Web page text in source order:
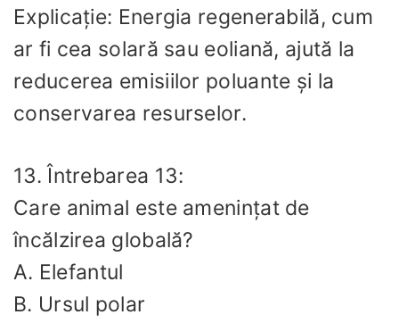
Explicație: Energia regenerabilă, cum
ar fi cea solară sau eoliană, ajută la
reducerea emisiilor poluante și la
conservarea resurselor.
13. Întrebarea 13:
Care animal este amenințat de
încălzirea globală?
A. Elefantul
B. Ursul polar